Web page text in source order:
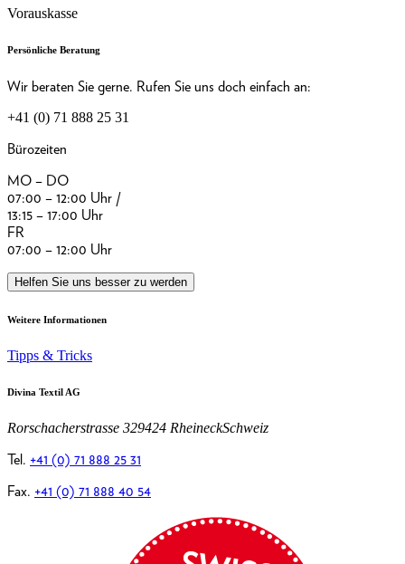
Vorauskasse
Persönliche Beratung
Wir beraten Sie gerne. Rufen Sie uns doch einfach an:
+41 (0) 71 888 25 31
Bürozeiten
MO – DO
07:00 – 12:00 Uhr /
13:15 – 17:00 Uhr
FR
07:00 – 12:00 Uhr
Helfen Sie uns besser zu werden
Weitere Informationen
Tipps & Tricks
Divina Textil AG
Rorschacherstrasse 329424 RheineckSchweiz
Tel. +41 (0) 71 888 25 31
Fax. +41 (0) 71 888 40 54